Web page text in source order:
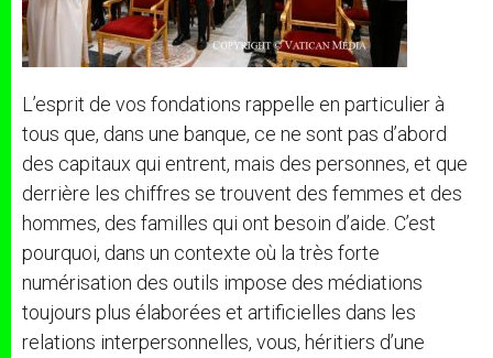
L’esprit de vos fondations rappelle en particulier à
tous que, dans une banque, ce ne sont pas d’abord
des capitaux qui entrent, mais des personnes, et que
derrière les chiffres se trouvent des femmes et des
hommes, des familles qui ont besoin d’aide. C’est
pourquoi, dans un contexte où la très forte
numérisation des outils impose des médiations
toujours plus élaborées et artificielles dans les
relations interpersonnelles, vous, héritiers d’une